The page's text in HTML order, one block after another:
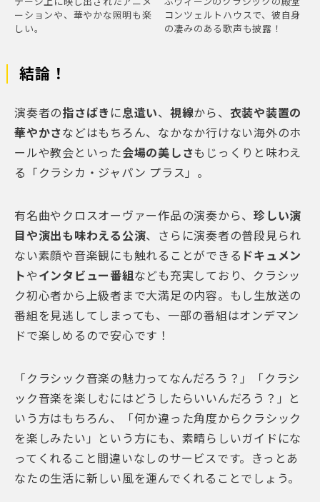
ーションや、華やかな照明も楽
しい。
コンツェルトハウスで、彼自身
の凄みのある歌声も披露！
結論！
演奏者の指さばき に息遣い、 視線から、 衣装や装置の
華やかさなどはもちろん、なかなか行けない海外のホ
ールや教会といった会場の美しさもじっくりと味わえ
る「クラシカ・ジャパン プラス」。
有名曲やクロスオーヴァー作品の演奏から、 珍しい演
目や演出も味わえる公演、さらに演奏者の普段見られ
ない素顔や音楽観にも触れることができる ドキュメン
トや インタビュー番組なども充実しており、クラシッ
ク初心者から上級者まで大満足の内容。もし 生放送の
番組を見逃してしまっても、一部の番組はオンデマン
ドで楽しめるので安心です！
「クラシック音楽の魅力ってなんだろう？」「クラシ
ック音楽を楽しむにはどうしたらいいんだろう？」と
いう方はもちろん、「何か違った角度からクラシック
を楽しみたい」という方にも、素晴らしいガイドにな
ってくれること間違いなしのサービスです。きっとあ
なたの生活に新しい風を運んでくれることでしょう。